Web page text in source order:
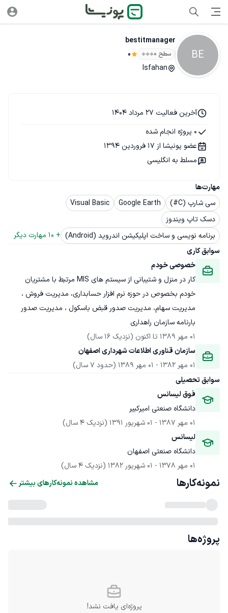
BE
bestitmanager
سطح ۰ 0
Isfahan
مهارت‌ها
سی شارپ (C#)
Google Earth
Visual Basic
دسک تاپ ویندوز
برنامه نویسی و ساخت اپلیکیشن اندروید (Android)
+
10 مهارت دیگر
سوابق کاری
خصوصی خودم
کار در منزل و شتیبانی از سیستم های MIS مرتبط با مشتریان
خودم بخصوص در حوزه نرم افزار حسابداری، مدیریت فروش ،
مدیریت سهام، مدیریت صدور قبض باسکول ، مدیریت صدور
بارنامه سازمان راهداری
01 مهر 1389
تا اکنون (نزدیک 16 سال)
سازمان قناوری اطلاعات شهرداری اصفهان
01 مهر 1382
- 01 مهر 1389
(حدود 7 سال)
سوابق تحصیلی
فوق لیسانس
دانشگاه صنعتی امیرکبیر
01 مهر 1387
- 01 شهریور 1391
(نزدیک 4 سال)
لیسانس
دانشگاه صنعتی اصفهان
01 مهر 1378
- 01 شهریور 1382 (نزدیک 4 سال)
آخرین فعالیت 27 مرداد 1404
0 پروژه انجام شده
عضو پونیشا از 17 فروردین 1394
مسلط به انگلیسی
نمونه‌کارها مشاهده نمونه‌کارهای بیشتر
پروژه‌ها
پروژه‌ای یافت نشد!